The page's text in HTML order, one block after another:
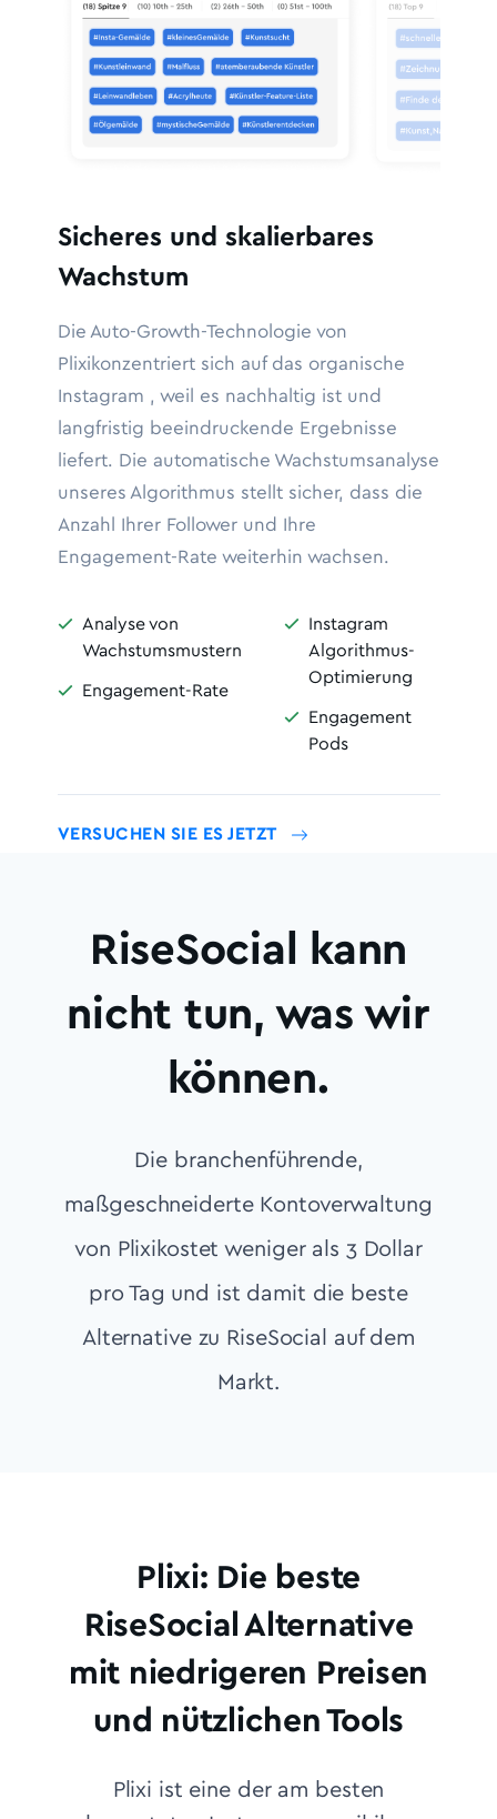
Sicheres und skalierbares
Wachstum
Die Auto-Growth-Technologie von
Plixikonzentriert sich auf das organische
Instagram , weil es nachhaltig ist und
langfristig beeindruckende Ergebnisse
liefert. Die automatische Wachstumsanalyse
unseres Algorithmus stellt sicher, dass die
Anzahl Ihrer Follower und Ihre
Engagement-Rate weiterhin wachsen.

Analyse von
Wachstumsmustern
 Engagement-Rate

Instagram
Algorithmus-
Optimierung

Engagement
Pods
VERSUCHEN SIE ES JETZT
RiseSocial kann
nicht tun, was wir
können.
Die branchenführende,
maßgeschneiderte Kontoverwaltung
von Plixikostet weniger als 3 Dollar
pro Tag und ist damit die beste
Alternative zu RiseSocial auf dem
Markt.
Plixi: Die beste
RiseSocial Alternative
mit niedrigeren Preisen
und nützlichen Tools
Plixi ist eine der am besten